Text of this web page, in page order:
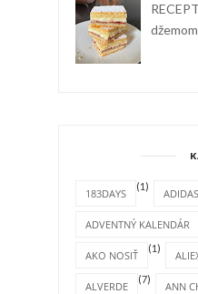
džemom
183DAYS
(1)
ADIDAS
ADVENTNÝ KALENDÁR
AKO NOSIŤ
(1)
ALVERDE
(7)
ANN